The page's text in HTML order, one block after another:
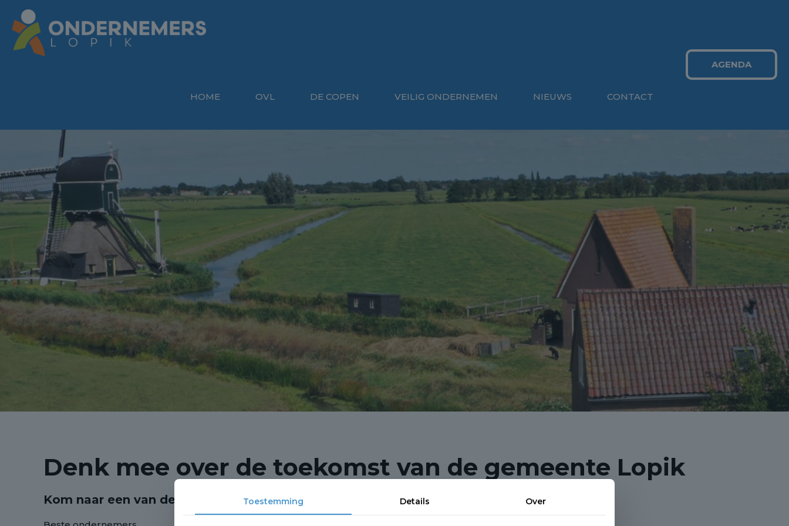
HOME OVL DE COPEN VEILIG ONDERNEMEN NIEUWS CONTACT
AGENDA
Denk mee over de toekomst van de gemeente Lopik
Kom naar een van de bijeenkomsten over de Omgevingsvisie
Toestemming Details Over